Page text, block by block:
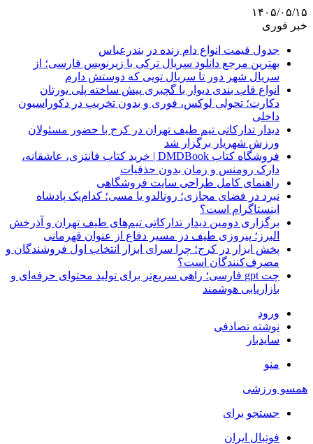
۱۴۰۵/۰۵/۱۵
خبر فوری
جدول قیمت انواع دام زنده در بندرعباس
بهترین مرجع دانلود سریال ترکی با زیرنویس فارسی؛ از
سریال شهر دور تا سریال تویی که دوستش دارم
انواع قاب بندی دیوار با گچبری پیش ساخته پلی یورتان
دکارت؛ تحولی لوکس، فوری و بدون تخریب در دکوراسیون
داخلی
دیدار تدارکاتی تیم طیف تهران در کرج با حضور مسئولان
ورزش شهریار برگزار شد
فروشگاه کتاب DMDBook | خرید کتاب فانتزی، عاشقانه،
دارک رومنس و رمان بدون حذفیات
راهنمای کامل طراحی سایت فروشگاهی
نبرد در فضای مجازی؛ رونالدو یا مسی؛ کدام‌یک پادشاه
اینستاگرام است؟
برگزاری دومین دیدار تدارکاتی تیم‌های طیف تهران و آذرخش
البرز؛ پیروزی طیف در مسیر دفاع از عنوان قهرمانی
پخش ابزار در کرج؛ چرا سرای ابزار انتخاب اول فروشندگان و
مصرف‌کنندگان است؟
چت gpt فارسی؛ راهی سریع‌تر برای تولید محتوای حرفه‌ای و
بازاریابی هوشمند
ورود
نوشته تصادفی
سایدبار
منو
همسو ورزشی
جستجو برای
فوتبال ایران